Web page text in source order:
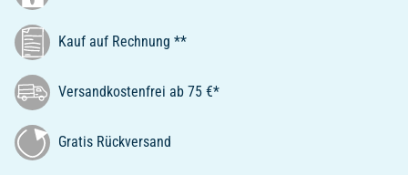
Kauf auf Rechnung **
Versandkostenfrei ab 75 €*
Gratis Rückversand